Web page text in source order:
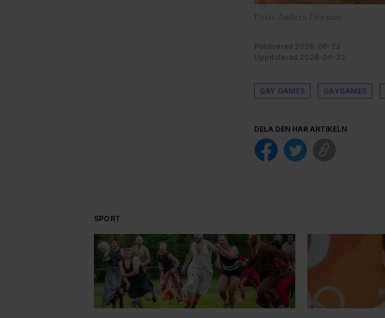
Foto: Anders Öhrman
Publicerad 2026-06-22
Uppdaterad 2026-06-22
GAY GAMES GAYGAMES
DELA DEN HÄR ARTIKELN
SPORT